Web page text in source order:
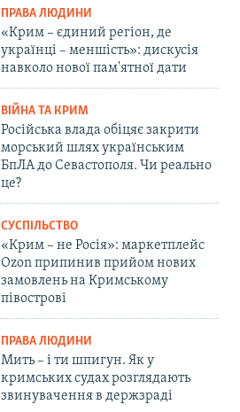
ПРАВА ЛЮДИНИ
«Крим – єдиний регіон, де
українці – меншість»: дискусія
навколо нової пам'ятної дати
ВІЙНА ТА КРИМ
Російська влада обіцяє закрити
морський шлях українським
БпЛА до Севастополя. Чи реально
це?
СУСПІЛЬСТВО
«Крим – не Росія»: маркетплейс
Ozon припинив прийом нових
замовлень на Кримському
півострові
ПРАВА ЛЮДИНИ
Мить – і ти шпигун. Як у
кримських судах розглядають
звинувачення в держзраді